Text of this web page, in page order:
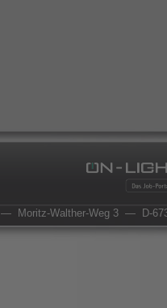
— Moritz-Walther-Weg 3 — D-